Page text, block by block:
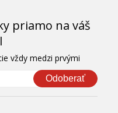
priamo na váš
vždy medzi prvými
Odoberať